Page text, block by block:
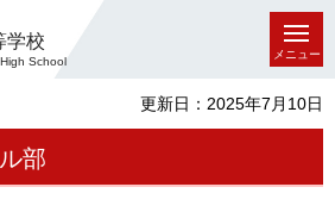
学校
School
メニュー
更新日：2025年7月10日
部